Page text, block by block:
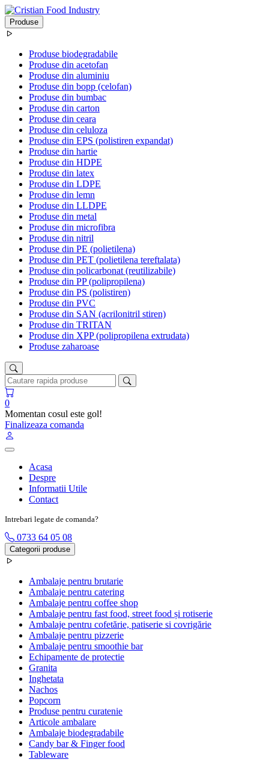
Produse
Produse biodegradabile
Produse din acetofan
Produse din aluminiu
Produse din bopp (celofan)
Produse din bumbac
Produse din carton
Produse din ceara
Produse din celuloza
Produse din EPS (polistiren expandat)
Produse din hartie
Produse din HDPE
Produse din latex
Produse din LDPE
Produse din lemn
Produse din LLDPE
Produse din metal
Produse din microfibra
Produse din nitril
Produse din PE (polietilena)
Produse din PET (polietilena tereftalata)
Produse din policarbonat (reutilizabile)
Produse din PP (polipropilena)
Produse din PS (polistiren)
Produse din PVC
Produse din SAN (acrilonitril stiren)
Produse din TRITAN
Produse din XPP (polipropilena extrudata)
Produse zaharoase
0
Momentan cosul este gol!
Finalizeaza comanda
Acasa
Despre
Informatii Utile
Contact
Intrebari legate de comanda?
0733 64 05 08
Categorii produse
Ambalaje pentru brutarie
Ambalaje pentru catering
Ambalaje pentru coffee shop
Ambalaje pentru fast food, street food și rotiserie
Ambalaje pentru cofetărie, patiserie si covrigărie
Ambalaje pentru pizzerie
Ambalaje pentru smoothie bar
Echipamente de protectie
Granita
Inghetata
Nachos
Popcorn
Produse pentru curatenie
Articole ambalare
Ambalaje biodegradabile
Candy bar & Finger food
Tableware